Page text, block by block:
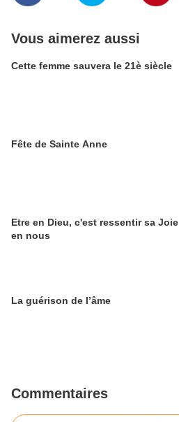
Vous aimerez aussi
Cette femme sauvera le 21è siècle
Fête de Sainte Anne
Etre en Dieu, c'est ressentir sa Joie
en nous
La guérison de l’âme
Commentaires